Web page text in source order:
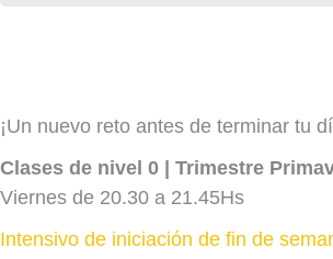
¡Un nuevo reto antes de terminar tu
Clases de nivel 0 | Trimestre
Viernes de 20.30 a 21.45Hs
Intensivo de iniciación de fin de